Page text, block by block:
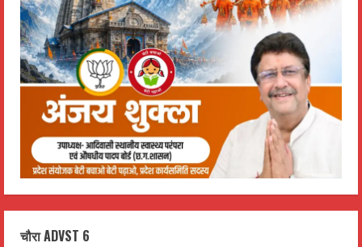
चौरा ADVST 6